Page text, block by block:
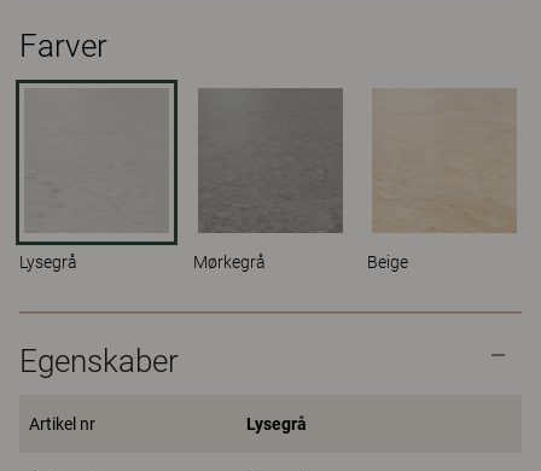
Farver
Lysegrå Mørkegrå Beige
Egenskaber
Artikel nr Lysegrå